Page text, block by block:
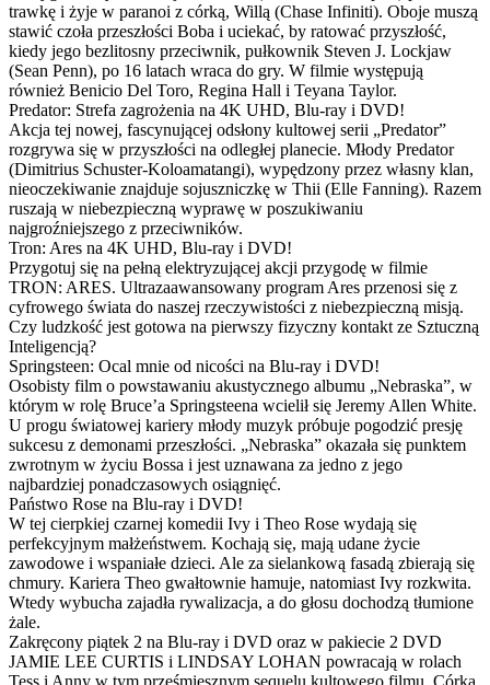
trawkę i żyje w paranoi z córką, Willą (Chase Infiniti). Oboje muszą
stawić czoła przeszłości Boba i uciekać, by ratować przyszłość,
kiedy jego bezlitosny przeciwnik, pułkownik Steven J. Lockjaw
(Sean Penn), po 16 latach wraca do gry. W filmie występują
również Benicio Del Toro, Regina Hall i Teyana Taylor.
Predator: Strefa zagrożenia na 4K UHD, Blu-ray i DVD!
Akcja tej nowej, fascynującej odsłony kultowej serii „Predator”
rozgrywa się w przyszłości na odległej planecie. Młody Predator
(Dimitrius Schuster-Koloamatangi), wypędzony przez własny klan,
nieoczekiwanie znajduje sojuszniczkę w Thii (Elle Fanning). Razem
ruszają w niebezpieczną wyprawę w poszukiwaniu
najgroźniejszego z przeciwników.
Tron: Ares na 4K UHD, Blu-ray i DVD!
Przygotuj się na pełną elektryzującej akcji przygodę w filmie
TRON: ARES. Ultrazaawansowany program Ares przenosi się z
cyfrowego świata do naszej rzeczywistości z niebezpieczną misją.
Czy ludzkość jest gotowa na pierwszy fizyczny kontakt ze Sztuczną
Inteligencją?
Springsteen: Ocal mnie od nicości na Blu-ray i DVD!
Osobisty film o powstawaniu akustycznego albumu „Nebraska”, w
którym w rolę Bruce’a Springsteena wcielił się Jeremy Allen White.
U progu światowej kariery młody muzyk próbuje pogodzić presję
sukcesu z demonami przeszłości. „Nebraska” okazała się punktem
zwrotnym w życiu Bossa i jest uznawana za jedno z jego
najbardziej ponadczasowych osiągnięć.
Państwo Rose na Blu-ray i DVD!
W tej cierpkiej czarnej komedii Ivy i Theo Rose wydają się
perfekcyjnym małżeństwem. Kochają się, mają udane życie
zawodowe i wspaniałe dzieci. Ale za sielankową fasadą zbierają się
chmury. Kariera Theo gwałtownie hamuje, natomiast Ivy rozkwita.
Wtedy wybucha zajadła rywalizacja, a do głosu dochodzą tłumione
żale.
Zakręcony piątek 2 na Blu-ray i DVD oraz w pakiecie 2 DVD
JAMIE LEE CURTIS i LINDSAY LOHAN powracają w rolach
Tess i Anny w tym prześmiesznym sequelu kultowego filmu. Córka